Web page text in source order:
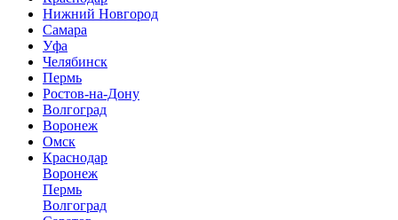
Нижний Новгород
Самара
Уфа
Челябинск
Пермь
Ростов-на-Дону
Волгоград
Воронеж
Омск
Краснодар
Воронеж
Пермь
Волгоград